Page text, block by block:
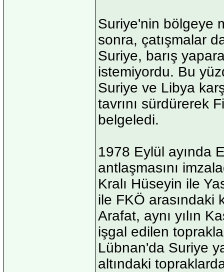
Suriye'nin bölgeye
sonra, çatışmalar
Suriye, barış
istemiyordu. Bu
Suriye ve Libya
tavrını sürdürerek
belgeledi.
1978 Eylül ayında
antlaşmasını
Kralı Hüseyin ile
ile FKÖ arasındaki
Arafat, aynı yılın
işgal edilen
Lübnan'da Suriye
altındaki